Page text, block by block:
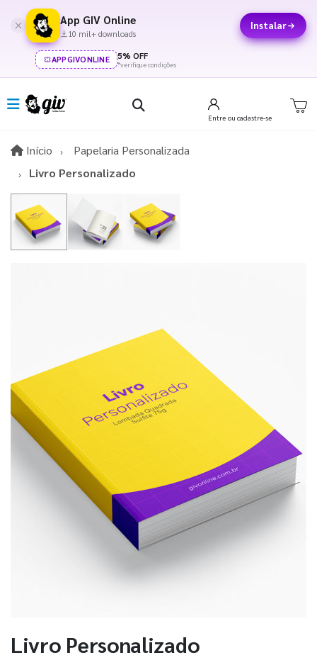
App GIV Online
10 mil+ downloads
Instalar
APPGIVONLINE 5% OFF
*verifique condições
Entre ou cadastre-se
Início InícioPapelaria Personalizada
Livro Personalizado
Livro Personalizado